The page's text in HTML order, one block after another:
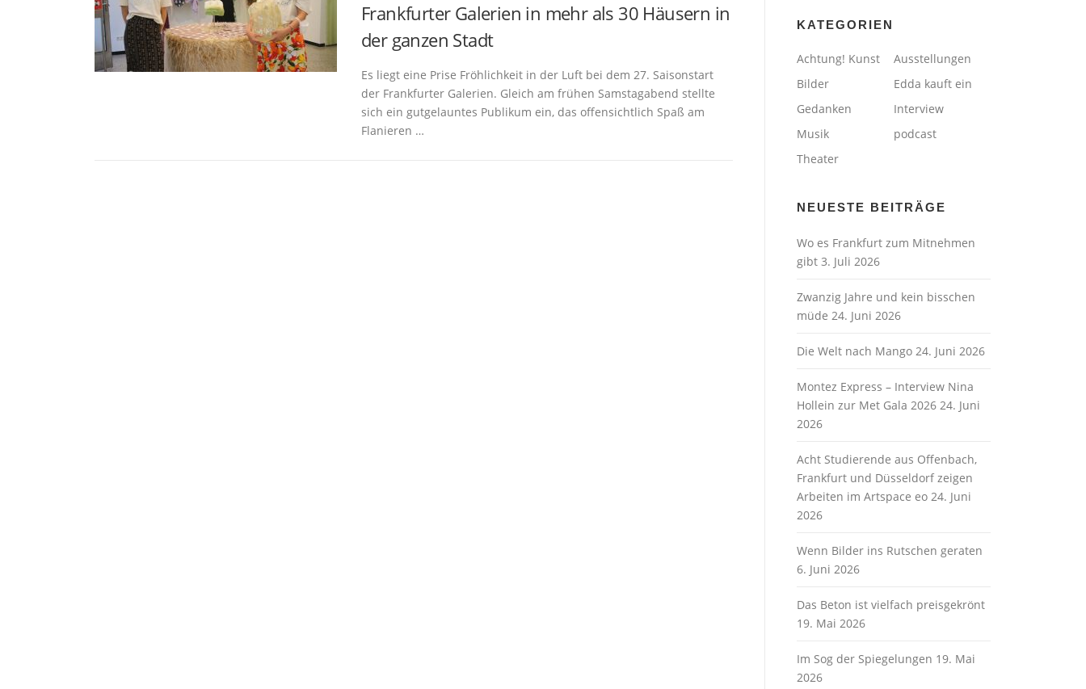
Frankfurter Galerien in mehr als 30 Häusern in
der ganzen Stadt
Es liegt eine Prise Fröhlichkeit in der Luft bei dem 27. Saisonstart
der Frankfurter Galerien. Gleich am frühen Samstagabend stellte
sich ein gutgelauntes Publikum ein, das offensichtlich Spaß am
Flanieren …
KATEGORIEN
Achtung! Kunst
Ausstellungen
Bilder
Edda kauft ein
Gedanken
Interview
Musik
podcast
Theater
NEUESTE BEITRÄGE
Wo es Frankfurt zum Mitnehmen
gibt 3. Juli 2026
Zwanzig Jahre und kein bisschen
müde 24. Juni 2026
Die Welt nach Mango 24. Juni 2026
Montez Express – Interview Nina
Hollein zur Met Gala 2026 24. Juni
2026
Acht Studierende aus Offenbach,
Frankfurt und Düsseldorf zeigen
Arbeiten im Artspace eo 24. Juni
2026
Wenn Bilder ins Rutschen geraten
6. Juni 2026
Das Beton ist vielfach preisgekrönt
19. Mai 2026
Im Sog der Spiegelungen 19. Mai
2026